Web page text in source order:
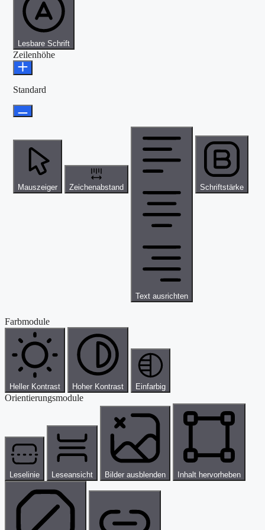
Lesbare Schrift
Zeilenhöhe
Standard
Mauszeiger Zeichenabstand
Text ausrichten
Schriftstärke
Farbmodule
Heller Kontrast Hoher Kontrast Einfarbig
Orientierungsmodule
Leselinie Leseansicht Bilder ausblenden Inhalt hervorheben